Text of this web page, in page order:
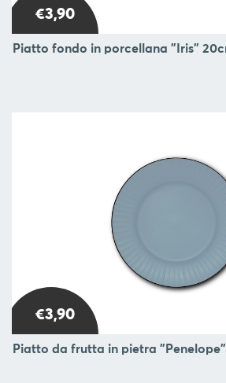
€3,90
Piatto fondo in porcellana "Iris"
€3,90
Piatto da frutta in pietra